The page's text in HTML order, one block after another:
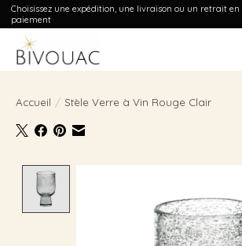
Choisissez une expédition, une livraison ou un retrait
paiement
Accueil / Stèle Verre à Vin Rouge Clair